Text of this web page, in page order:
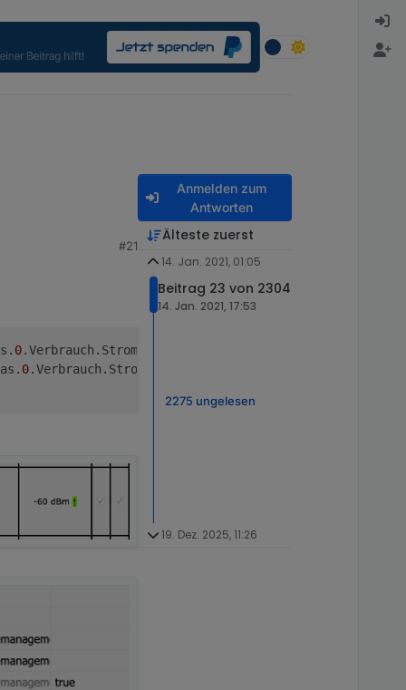
#21
0.Verbrauch.Strom.HWR.Waschmaschine-ENERGY_COUNTER
0.Verbrauch.Strom.HWR.Waschmaschine-
Anmelden zum
Antworten
Älteste zuerst
14. Jan. 2021, 01:05
Beitrag 23 von 2304
14. Jan. 2021, 17:53
2275 ungelesen
19. Dez. 2025, 11:26